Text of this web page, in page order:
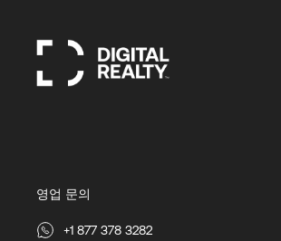
영업 문의
+1 877 378 3282